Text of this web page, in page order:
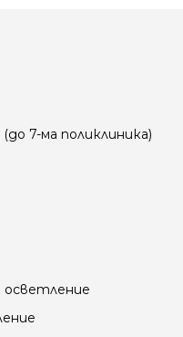
7-ма поликлиника)
осветление